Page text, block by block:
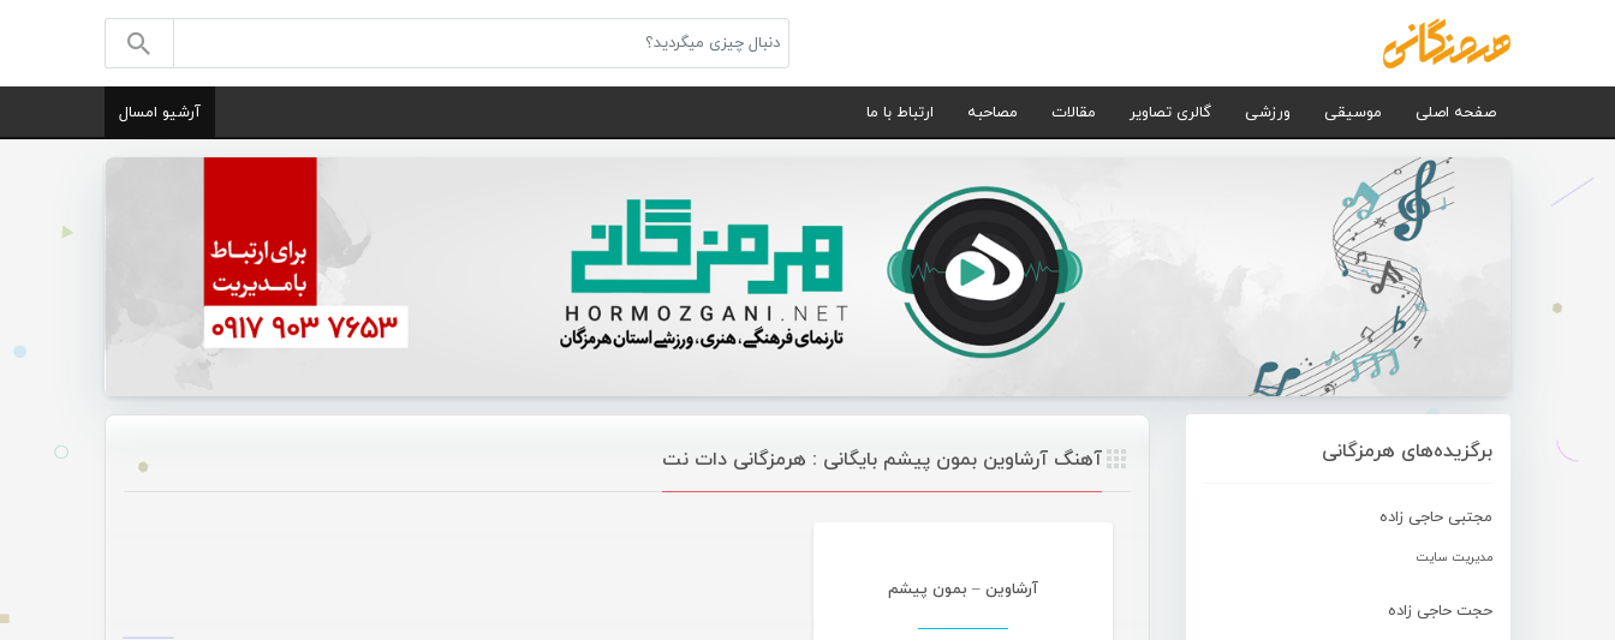
صفحه اصلی موسیقی ورزشی گالری تصاویر مقالات مصاحبه ارتباط با ما آرشیو امسال
برگزیده‌های هرمزگانی
مجتبی حاجی زاده
مدیریت سایت
حجت حاجی زاده
آهنگ آرشاوین بمون پیشم بایگانی : هرمزگانی دات نت
آرشاوین – بمون پیشم